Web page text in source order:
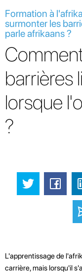
Formation à
surmonter les
parle afrikaans ?
barrières
lorsque
?
L'apprentissage de
carrière, mais lorsqu'il